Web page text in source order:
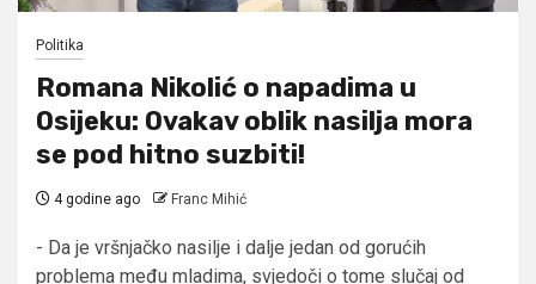
Politika
Romana Nikolić o napadima u
Osijeku: Ovakav oblik nasilja mora
se pod hitno suzbiti!
4 godine ago Franc Mihić
- Da je vršnjačko nasilje i dalje jedan od gorućih
problema među mladima, svjedoči o tome slučaj od